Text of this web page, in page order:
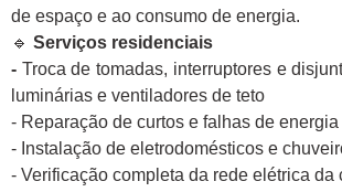
de espaço e ao consumo de energia.
🔹 Serviços residenciais
- Troca de tomadas, interruptores e
luminárias e ventiladores de teto
- Reparação de curtos e falhas de energia
- Instalação de eletrodomésticos e
- Verificação completa da rede elétrica da